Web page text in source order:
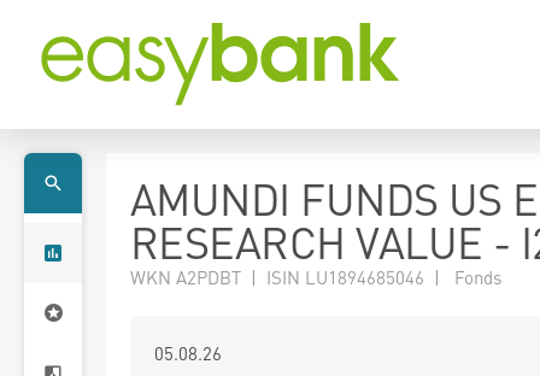
AMUNDI FUNDS US
RESEARCH VALUE -
WKN A2PDBT | ISIN LU1894685046 | Fonds
05.08.26